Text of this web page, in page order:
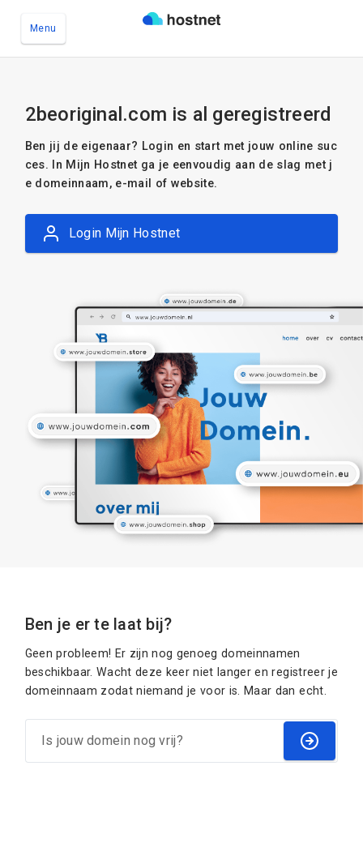
Menu
2beoriginal.com is al geregistreerd
Ben jij de eigenaar? Login en start met jouw online suc
ces. In Mijn Hostnet ga je eenvoudig aan de slag met j
e domeinnaam, e-mail of website.
Login Mijn Hostnet
Ben je er te laat bij?
Geen probleem! Er zijn nog genoeg domeinnamen
beschikbaar. Wacht deze keer niet langer en registreer je
domeinnaam zodat niemand je voor is. Maar dan echt.